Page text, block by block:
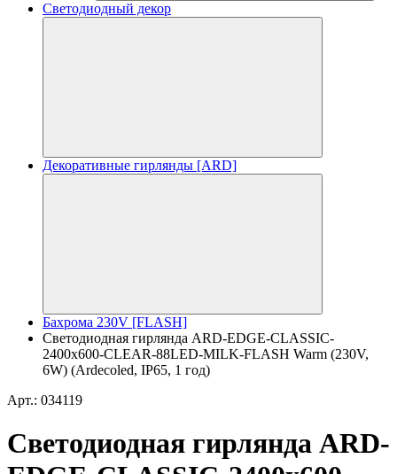
Светодиодный декор
Декоративные гирлянды [ARD]
Бахрома 230V [FLASH]
Светодиодная гирлянда ARD-EDGE-CLASSIC-
2400x600-CLEAR-88LED-MILK-FLASH Warm (230V,
6W) (Ardecoled, IP65, 1 год)
Арт.: 034119
Светодиодная гирлянда ARD-